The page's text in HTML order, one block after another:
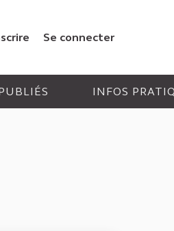
Se connecter
INFOS